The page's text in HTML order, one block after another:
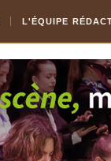
L'ÉQUIPE